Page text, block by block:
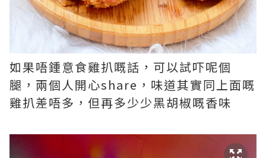
如果唔鍾意食雞扒嘅話，可以試吓呢個
腿，兩個人開心share，味道其實同上面嘅
雞扒差唔多，但再多少少黑胡椒嘅香味